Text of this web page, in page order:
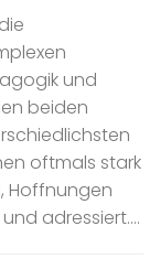
und
beiden
oftmals stark
Hoffnungen
adressiert....